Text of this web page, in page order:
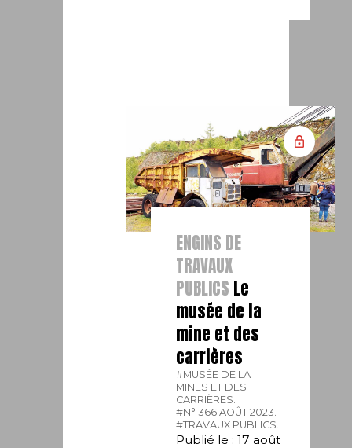
ENGINS DE
TRAVAUX
PUBLICS Le
musée de la
mine et des
carrières
#MUSÉE DE LA
MINES ET DES
CARRIÈRES.
#N° 366 AOÛT 2023.
#TRAVAUX PUBLICS.
Publié le : 17 août